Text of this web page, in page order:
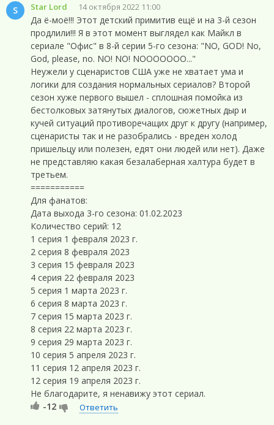
S Star Lord 14 октября 2022 11:00
Да ё-моё!!! Этот детский примитив ещё и на 3-й сезон
продлили!!! Я в этот момент выглядел как Майкл в
сериале "Офис" в 8-й серии 5-го сезона: "NO, GOD! No,
God, please, no. NO! NO! NOOOOOOO..."
Неужели у сценаристов США уже не хватает ума и
логики для создания нормальных сериалов? Второй
сезон хуже первого вышел - сплошная помойка из
бестолковых затянутых диалогов, сюжетных дыр и
кучей ситуаций противоречащих друг к другу (например,
сценаристы так и не разобрались - вреден холод
пришельцу или полезен, едят они людей или нет). Даже
не представляю какая безалаберная халтура будет в
третьем.
===========
Для фанатов:
Дата выхода 3-го сезона: 01.02.2023
Количество серий: 12
1 серия 1 февраля 2023 г.
2 серия 8 февраля 2023
3 серия 15 февраля 2023
4 серия 22 февраля 2023
5 серия 1 марта 2023 г.
6 серия 8 марта 2023 г.
7 серия 15 марта 2023 г.
8 серия 22 марта 2023 г.
9 серия 29 марта 2023 г.
10 серия 5 апреля 2023 г.
11 серия 12 апреля 2023 г.
12 серия 19 апреля 2023 г.
Не благодарите, я ненавижу этот сериал.
-12
Ответить